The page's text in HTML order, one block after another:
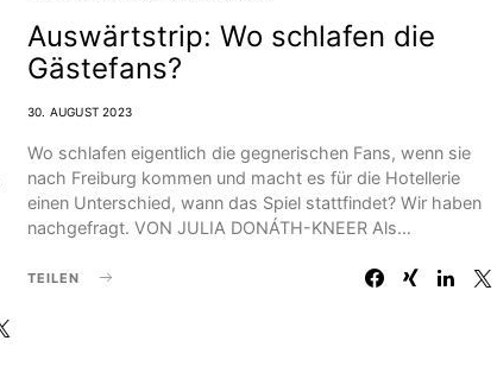
Auswärtstrip: Wo schlafen die
Gästefans?
30. AUGUST 2023
Wo schlafen eigentlich die gegnerischen Fans, wenn sie
nach Freiburg kommen und macht es für die Hotellerie
einen Unterschied, wann das Spiel stattfindet? Wir haben
nachgefragt. VON JULIA DONÁTH-KNEER Als…
TEILEN